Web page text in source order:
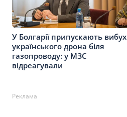
У Болгарії припускають вибух
українського дрона біля
газопроводу: у МЗС
відреагували
Реклама